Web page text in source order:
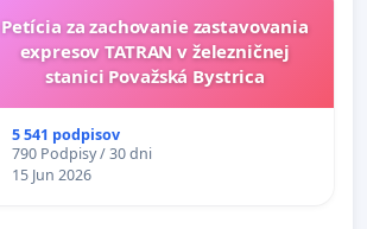
Petícia za zachovanie zastavovania
expresov TATRAN v železničnej
stanici Považská Bystrica
5 541 podpisov
790 Podpisy / 30 dni
15 Jun 2026